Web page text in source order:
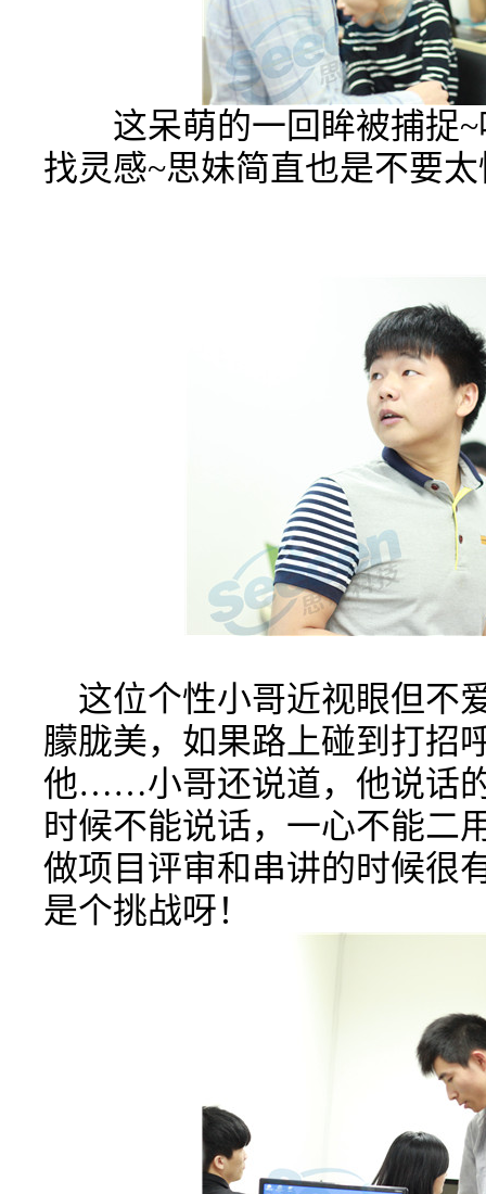
这呆萌的一回眸被捕捉
找灵感~思妹简直也是不要
这位个性小哥近视眼但不
朦胧美，如果路上碰到打招
他……小哥还说道，他说话
时候不能说话，一心不能
做项目评审和串讲的时候很
是个挑战呀！